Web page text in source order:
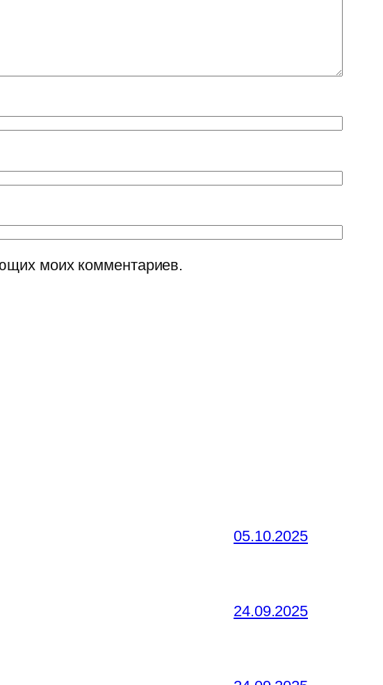
моих комментариев.
05.10.2025
24.09.2025